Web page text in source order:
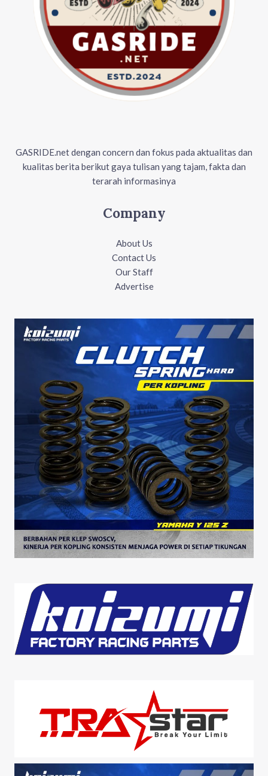
GASRIDE.net dengan concern dan fokus pada aktualitas dan
kualitas berita berikut gaya tulisan yang tajam, fakta dan
terarah informasinya
Company
About Us
Contact Us
Our Staff
Advertise